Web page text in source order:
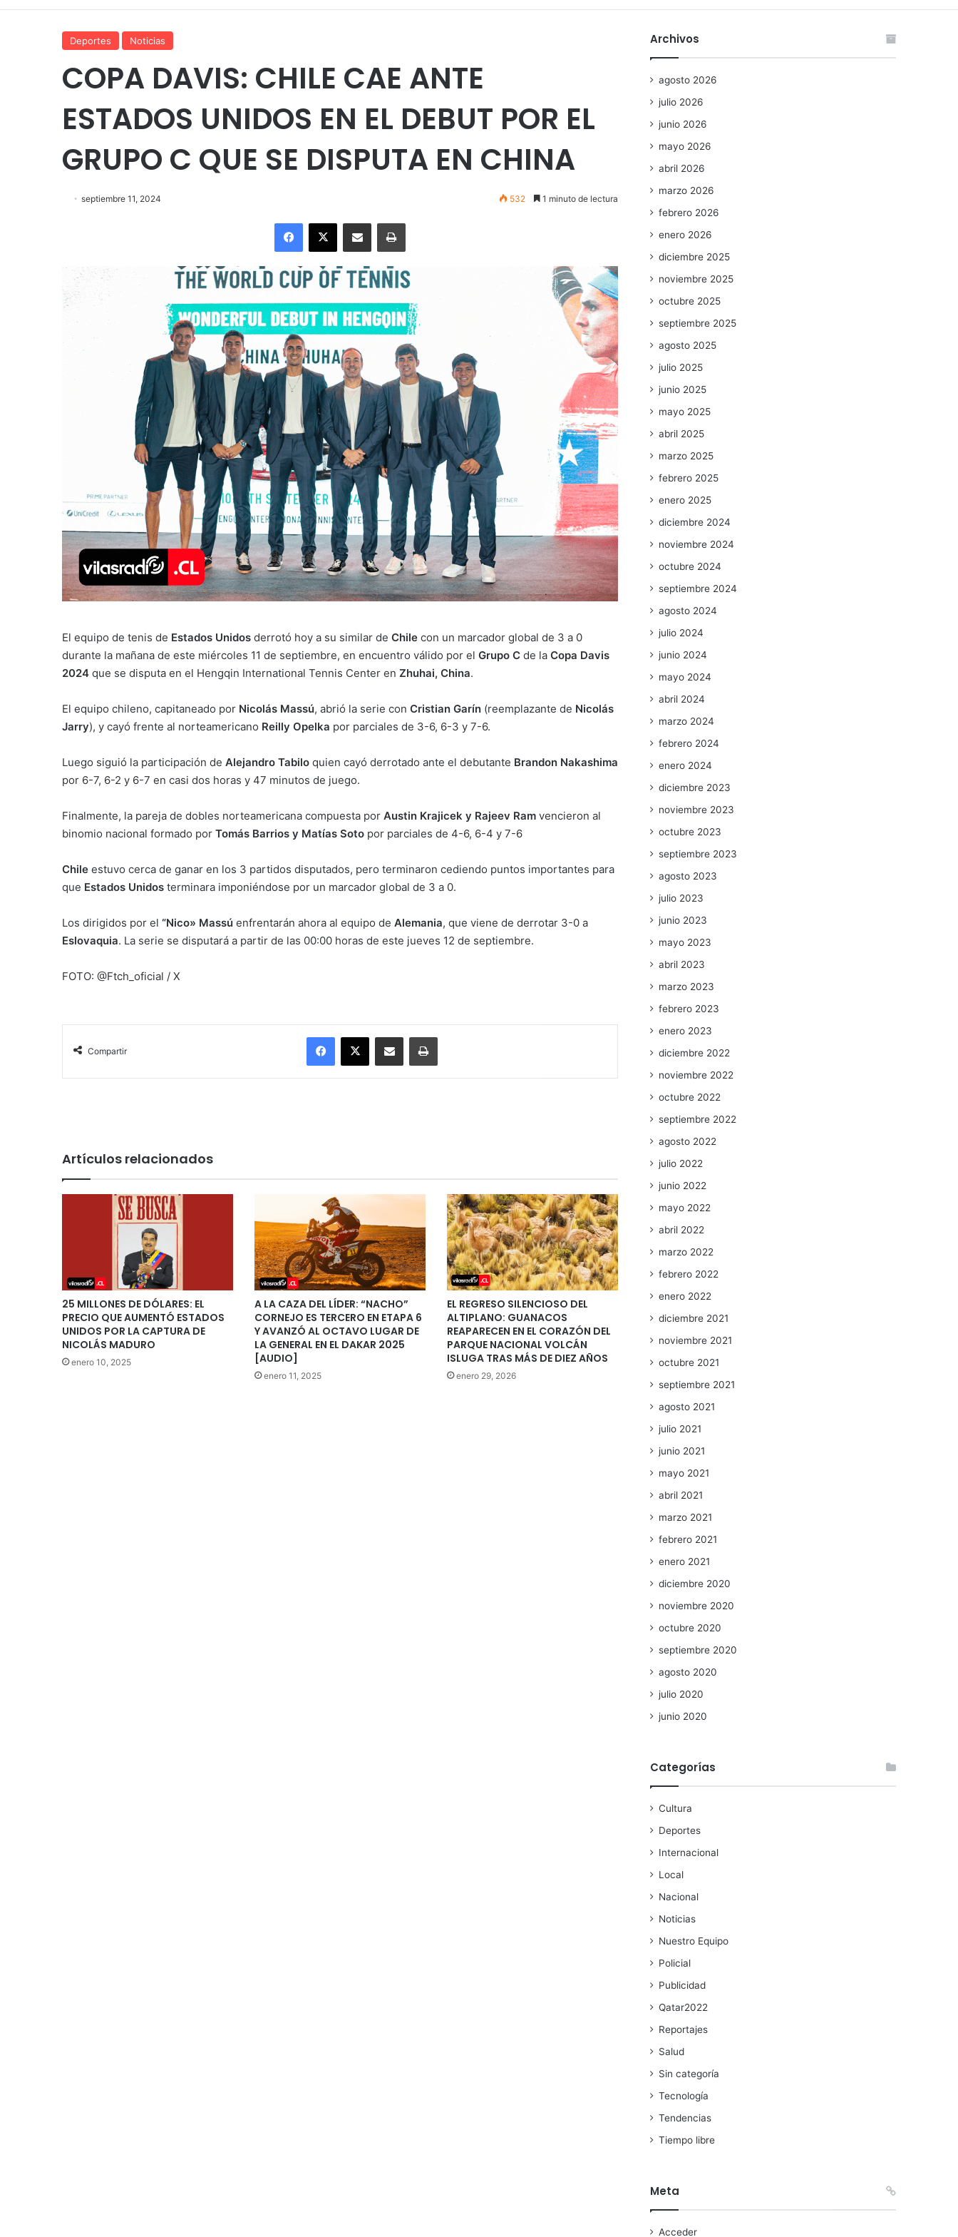
Deportes Noticias
COPA DAVIS: CHILE CAE ANTE
ESTADOS UNIDOS EN EL DEBUT POR EL
GRUPO C QUE SE DISPUTA EN CHINA
septiembre 11, 2024 532 1 minuto de lectura
Facebook
X Enviar vía email Imprimir
El equipo de tenis de Estados Unidos derrotó hoy a su similar de Chile con un marcador global de 3 a 0
durante la mañana de este miércoles 11 de septiembre, en encuentro válido por el Grupo C de la Copa Davis
2024 que se disputa en el Hengqin International Tennis Center en Zhuhai, China.
El equipo chileno, capitaneado por Nicolás Massú, abrió la serie con Cristian Garín (reemplazante de Nicolás
Jarry), y cayó frente al norteamericano Reilly Opelka por parciales de 3-6, 6-3 y 7-6.
Luego siguió la participación de Alejandro Tabilo quien cayó derrotado ante el debutante Brandon Nakashima
por 6-7, 6-2 y 6-7 en casi dos horas y 47 minutos de juego.
Finalmente, la pareja de dobles norteamericana compuesta por Austin Krajicek y Rajeev Ram vencieron al
binomio nacional formado por Tomás Barrios y Matías Soto por parciales de 4-6, 6-4 y 7-6
Chile estuvo cerca de ganar en los 3 partidos disputados, pero terminaron cediendo puntos importantes para
que Estados Unidos terminara imponiéndose por un marcador global de 3 a 0.
Los dirigidos por el “Nico» Massú enfrentarán ahora al equipo de Alemania, que viene de derrotar 3-0 a
Eslovaquia. La serie se disputará a partir de las 00:00 horas de este jueves 12 de septiembre.
FOTO: @Ftch_oficial / X
Compartir
Facebook
X Enviar vía email Imprimir
Artículos relacionados
25 MILLONES DE DÓLARES: EL
PRECIO QUE AUMENTÓ ESTADOS
UNIDOS POR LA CAPTURA DE
NICOLÁS MADURO
enero 10, 2025
A LA CAZA DEL LÍDER: “NACHO”
CORNEJO ES TERCERO EN ETAPA 6
Y AVANZÓ AL OCTAVO LUGAR DE
LA GENERAL EN EL DAKAR 2025
[AUDIO]
enero 11, 2025
EL REGRESO SILENCIOSO DEL
ALTIPLANO: GUANACOS
REAPARECEN EN EL CORAZÓN DEL
PARQUE NACIONAL VOLCÁN
ISLUGA TRAS MÁS DE DIEZ AÑOS
enero 29, 2026
Archivos
agosto 2026
julio 2026
junio 2026
mayo 2026
abril 2026
marzo 2026
febrero 2026
enero 2026
diciembre 2025
noviembre 2025
octubre 2025
septiembre 2025
agosto 2025
julio 2025
junio 2025
mayo 2025
abril 2025
marzo 2025
febrero 2025
enero 2025
diciembre 2024
noviembre 2024
octubre 2024
septiembre 2024
agosto 2024
julio 2024
junio 2024
mayo 2024
abril 2024
marzo 2024
febrero 2024
enero 2024
diciembre 2023
noviembre 2023
octubre 2023
septiembre 2023
agosto 2023
julio 2023
junio 2023
mayo 2023
abril 2023
marzo 2023
febrero 2023
enero 2023
diciembre 2022
noviembre 2022
octubre 2022
septiembre 2022
agosto 2022
julio 2022
junio 2022
mayo 2022
abril 2022
marzo 2022
febrero 2022
enero 2022
diciembre 2021
noviembre 2021
octubre 2021
septiembre 2021
agosto 2021
julio 2021
junio 2021
mayo 2021
abril 2021
marzo 2021
febrero 2021
enero 2021
diciembre 2020
noviembre 2020
octubre 2020
septiembre 2020
agosto 2020
julio 2020
junio 2020
Categorías
Cultura
Deportes
Internacional
Local
Nacional
Noticias
Nuestro Equipo
Policial
Publicidad
Qatar2022
Reportajes
Salud
Sin categoría
Tecnología
Tendencias
Tiempo libre
Meta
Acceder